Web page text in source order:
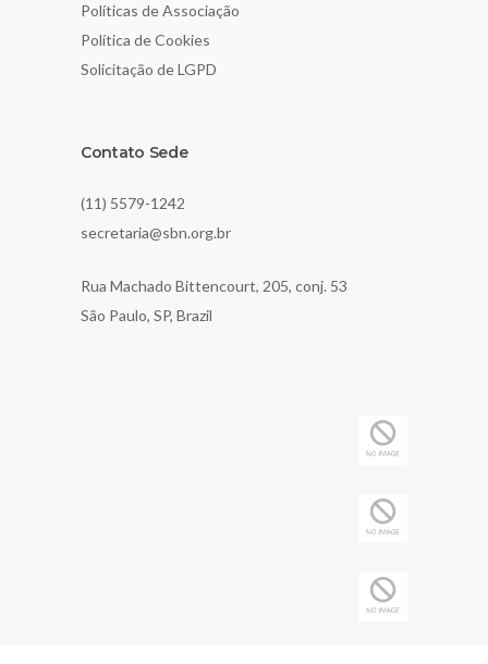
Políticas de Associação
Política de Cookies
Solicitação de LGPD
Contato Sede
(11) 5579-1242
secretaria@sbn.org.br
Rua Machado Bittencourt, 205, conj. 53
São Paulo, SP, Brazil